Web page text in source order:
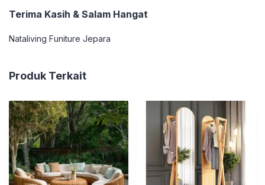
Terima Kasih & Salam Hangat
Nataliving Funiture Jepara
Produk Terkait